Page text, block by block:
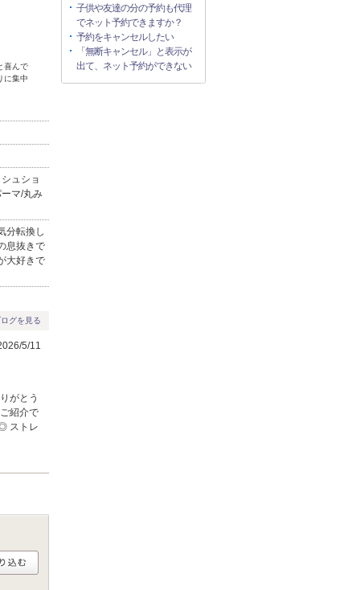
喜んで
に集中
ュショ
マ/丸み
分転換し
息抜きで
大好きで
グを見る
5/11
がとう
紹介で
ストレ
子供や友達の分の予約も代理
でネット予約できますか？
予約をキャンセルしたい
「無断キャンセル」と表示が
出て、ネット予約ができない